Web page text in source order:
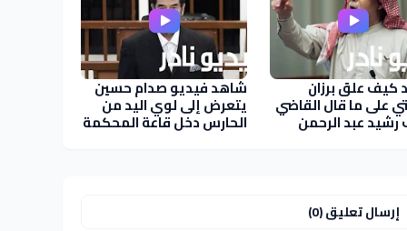
كيف علق برزان
على ما قال القاضي
عبد الرحمن
شاهد فيديو صدام حسين
يتعرض إلى لوي اليد من
الحارس دخل قاعة المحكمة
إرسال تعليق (0)